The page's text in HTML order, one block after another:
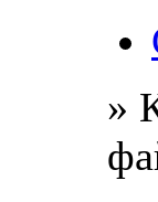
»